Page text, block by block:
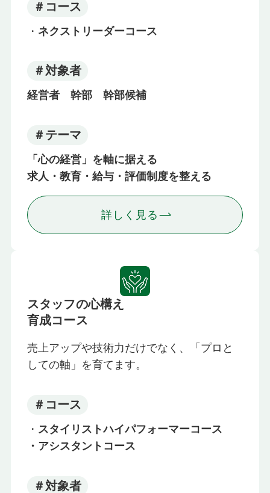
＃コース
・ ネクストリーダーコース
＃対象者
経営者 幹部 幹部候補
＃テーマ
「心の経営」を軸に据える
求人・教育・給与・評価制度を整える
詳しく見る
スタッフの心構え
育成コース
売上アップや技術力だけでなく、「プロと
しての軸」を育てます。
＃コース
・ スタイリストハイパフォーマーコース
・アシスタントコース
＃対象者